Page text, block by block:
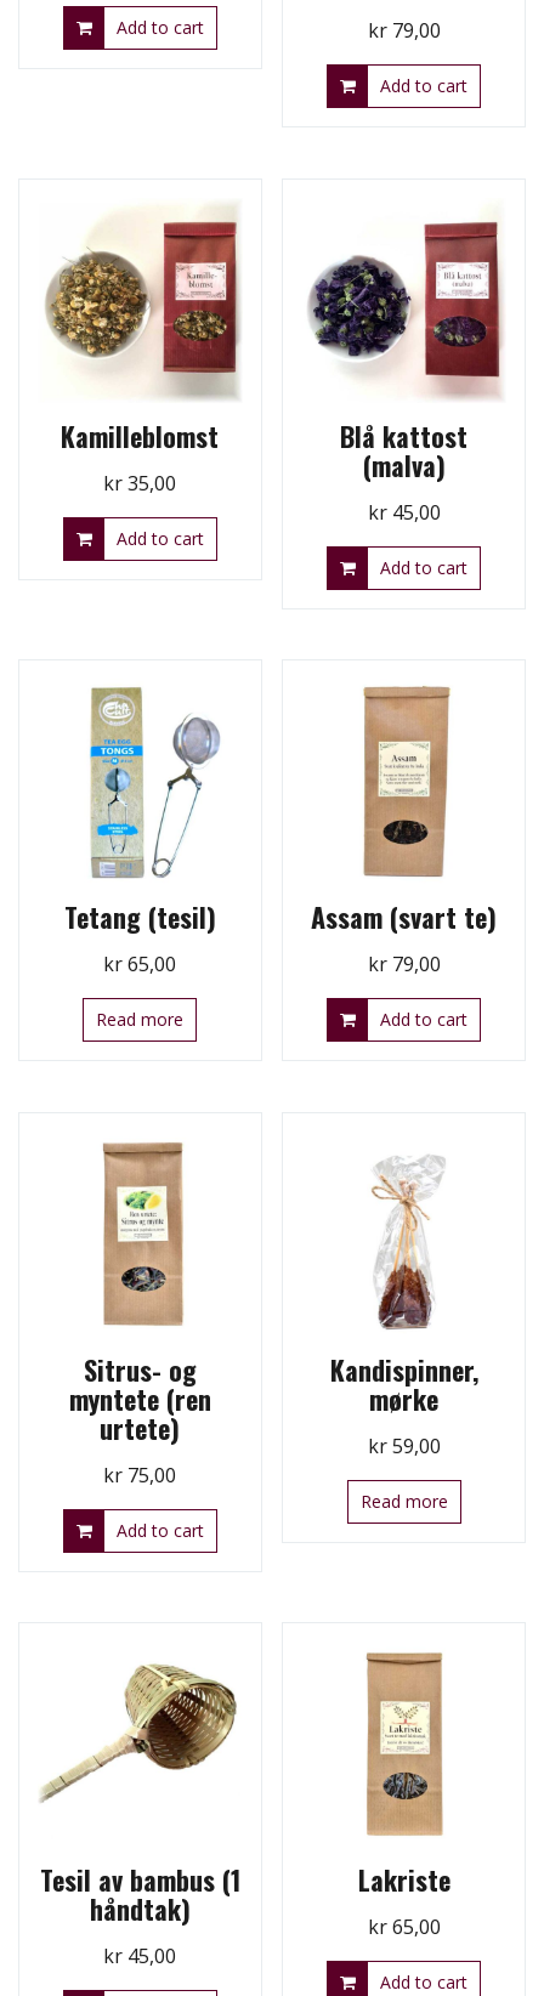
Add to cart kr79,00
Add to cart
Kamilleblomst
kr35,00
Add to cart
Blå kattost
(malva)
kr45,00
Add to cart
Tetang (tesil)
kr65,00
Read more
Assam (svart te)
kr79,00
Add to cart
Sitrus- og
myntete (ren
urtete)
kr 75,00
Add to cart
Kandispinner,
mørke
kr59,00
Read more
Tesil av bambus (1
håndtak)
kr 45,00
Lakriste
kr65,00
Add to cart